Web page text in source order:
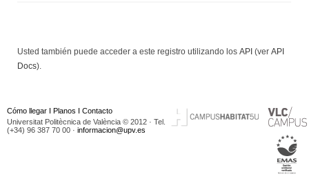
Usted también puede acceder a este registro utilizando los API (ver API
Docs).
Cómo llegar I Planos I Contacto
Universitat Politècnica de València © 2012 · Tel.
(+34) 96 387 70 00 · informacion@upv.es